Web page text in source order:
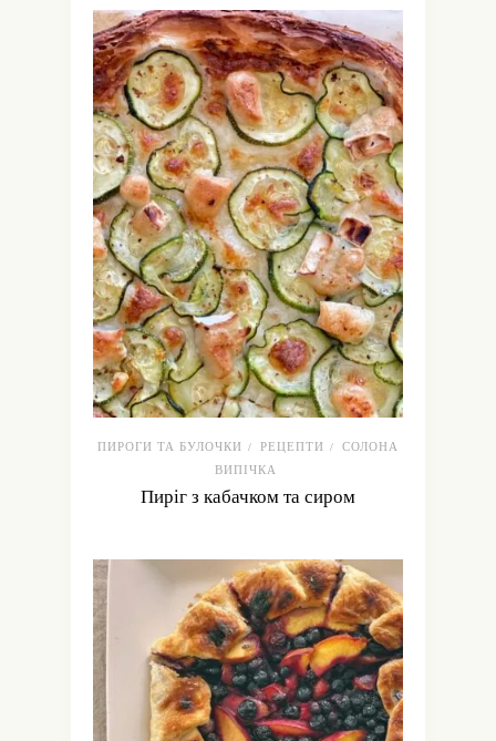
ПИРОГИ ТА БУЛОЧКИ / РЕЦЕПТИ / СОЛОНА
ВИПІЧКА
Пиріг з кабачком та сиром